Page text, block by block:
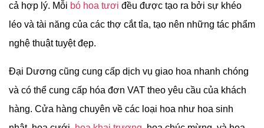
cả hợp lý. Mỗi bó hoa tươi đều được tạo ra bởi sự khéo
léo và tài năng của các thợ cắt tỉa, tạo nên những tác phẩm
nghệ thuật tuyệt đẹp.
Đại Dương cũng cung cấp dịch vụ giao hoa nhanh chóng
và có thể cung cấp hóa đơn VAT theo yêu cầu của khách
hàng. Cửa hàng chuyên về các loại hoa như hoa sinh